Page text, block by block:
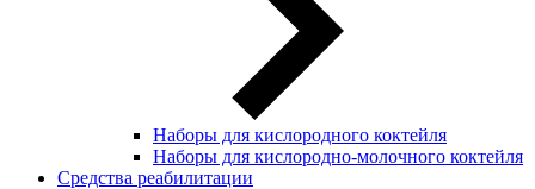
Наборы для кислородного коктейля
Наборы для кислородно-молочного коктейля
Средства реабилитации